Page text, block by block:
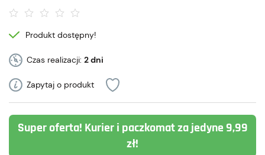
Produkt dostępny!
Czas realizacji: 2 dni
Zapytaj o produkt
Super oferta! Kurier i paczkomat za jedyne 9,99
zł!